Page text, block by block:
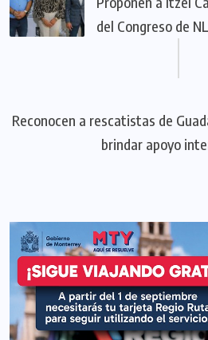
del Congreso de NL
Reconocen a rescatistas de
brindar apoyo